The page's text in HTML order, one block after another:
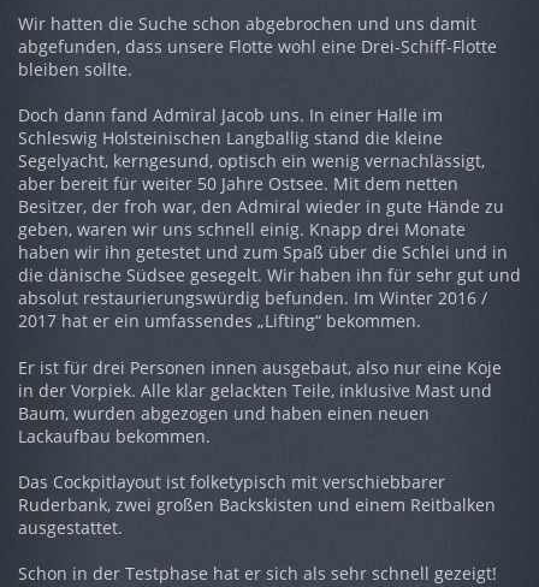
Wir hatten die Suche schon abgebrochen und uns damit
abgefunden, dass unsere Flotte wohl eine Drei-Schiff-Flotte
bleiben sollte.
Doch dann fand Admiral Jacob uns. In einer Halle im
Schleswig Holsteinischen Langballig stand die kleine
Segelyacht, kerngesund, optisch ein wenig vernachlässigt,
aber bereit für weiter 50 Jahre Ostsee. Mit dem netten
Besitzer, der froh war, den Admiral wieder in gute Hände zu
geben, waren wir uns schnell einig. Knapp drei Monate
haben wir ihn getestet und zum Spaß über die Schlei und in
die dänische Südsee gesegelt. Wir haben ihn für sehr gut und
absolut restaurierungswürdig befunden. Im Winter 2016 /
2017 hat er ein umfassendes „Lifting“ bekommen.
Er ist für drei Personen innen ausgebaut, also nur eine Koje
in der Vorpiek. Alle klar gelackten Teile, inklusive Mast und
Baum, wurden abgezogen und haben einen neuen
Lackaufbau bekommen.
Das Cockpitlayout ist folketypisch mit verschiebbarer
Ruderbank, zwei großen Backskisten und einem Reitbalken
ausgestattet.
Schon in der Testphase hat er sich als sehr schnell gezeigt!